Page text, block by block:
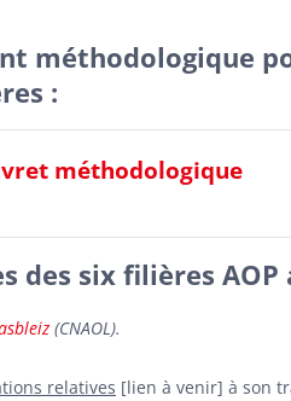
méthodologique
:
méthodologique
des six filières
(CNAOL).
relatives [lien à venir] à son